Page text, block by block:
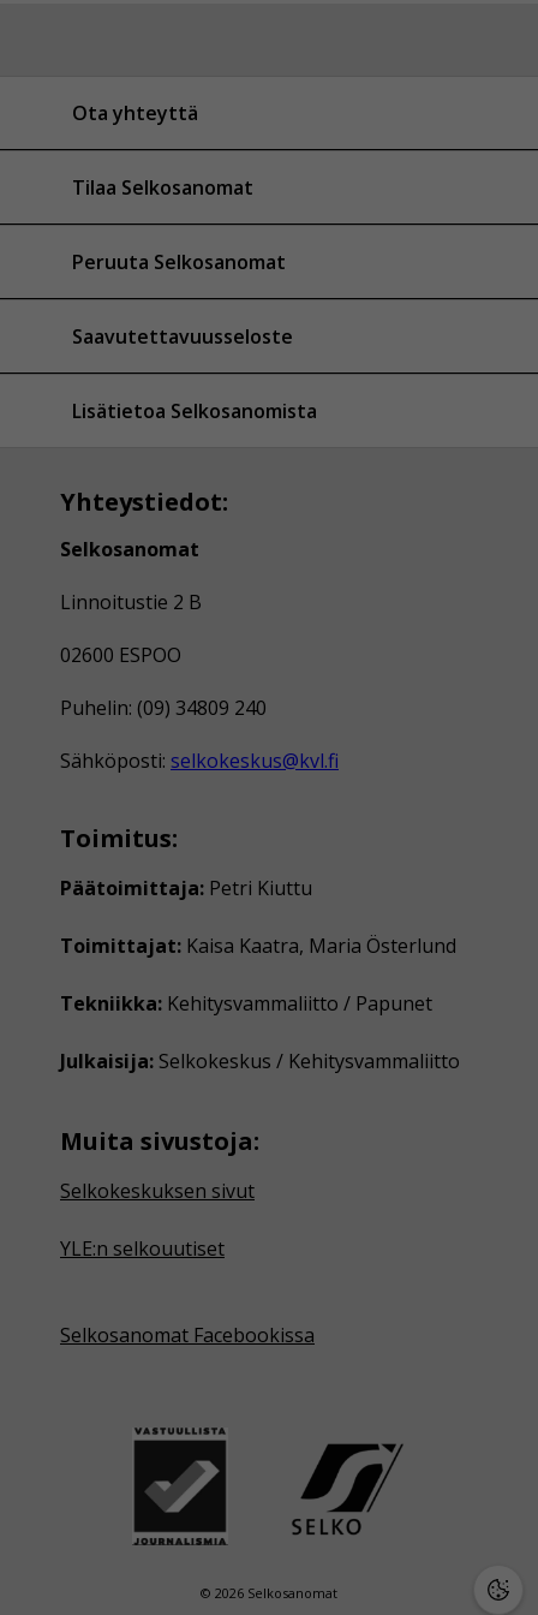
Ota yhteyttä
Tilaa Selkosanomat
Peruuta Selkosanomat
Saavutettavuusseloste
Lisätietoa Selkosanomista
Yhteystiedot:
Selkosanomat
Linnoitustie 2 B
02600 ESPOO
Puhelin: (09) 34809 240
Sähköposti: selkokeskus@kvl.fi
Toimitus:
Päätoimittaja: Petri Kiuttu
Toimittajat: Kaisa Kaatra, Maria Österlund
Tekniikka: Kehitysvammaliitto / Papunet
Julkaisija: Selkokeskus / Kehitysvammaliitto
Muita sivustoja:
Selkokeskuksen sivut
YLE:n selkouutiset
Selkosanomat Facebookissa
© 2026 Selkosanomat